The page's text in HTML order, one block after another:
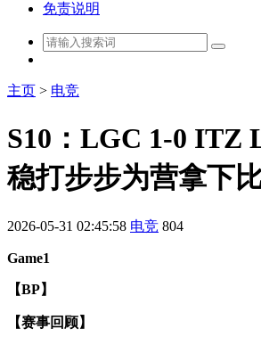
免责说明
主页 > 电竞
S10：LGC 1-0 ITZ
稳打步步为营拿下
2026-05-31 02:45:58 电竞 804
Game1
【BP】
【赛事回顾】